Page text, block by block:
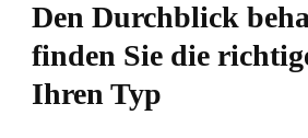
Den Durchblick
finden Sie die
Ihren Typ